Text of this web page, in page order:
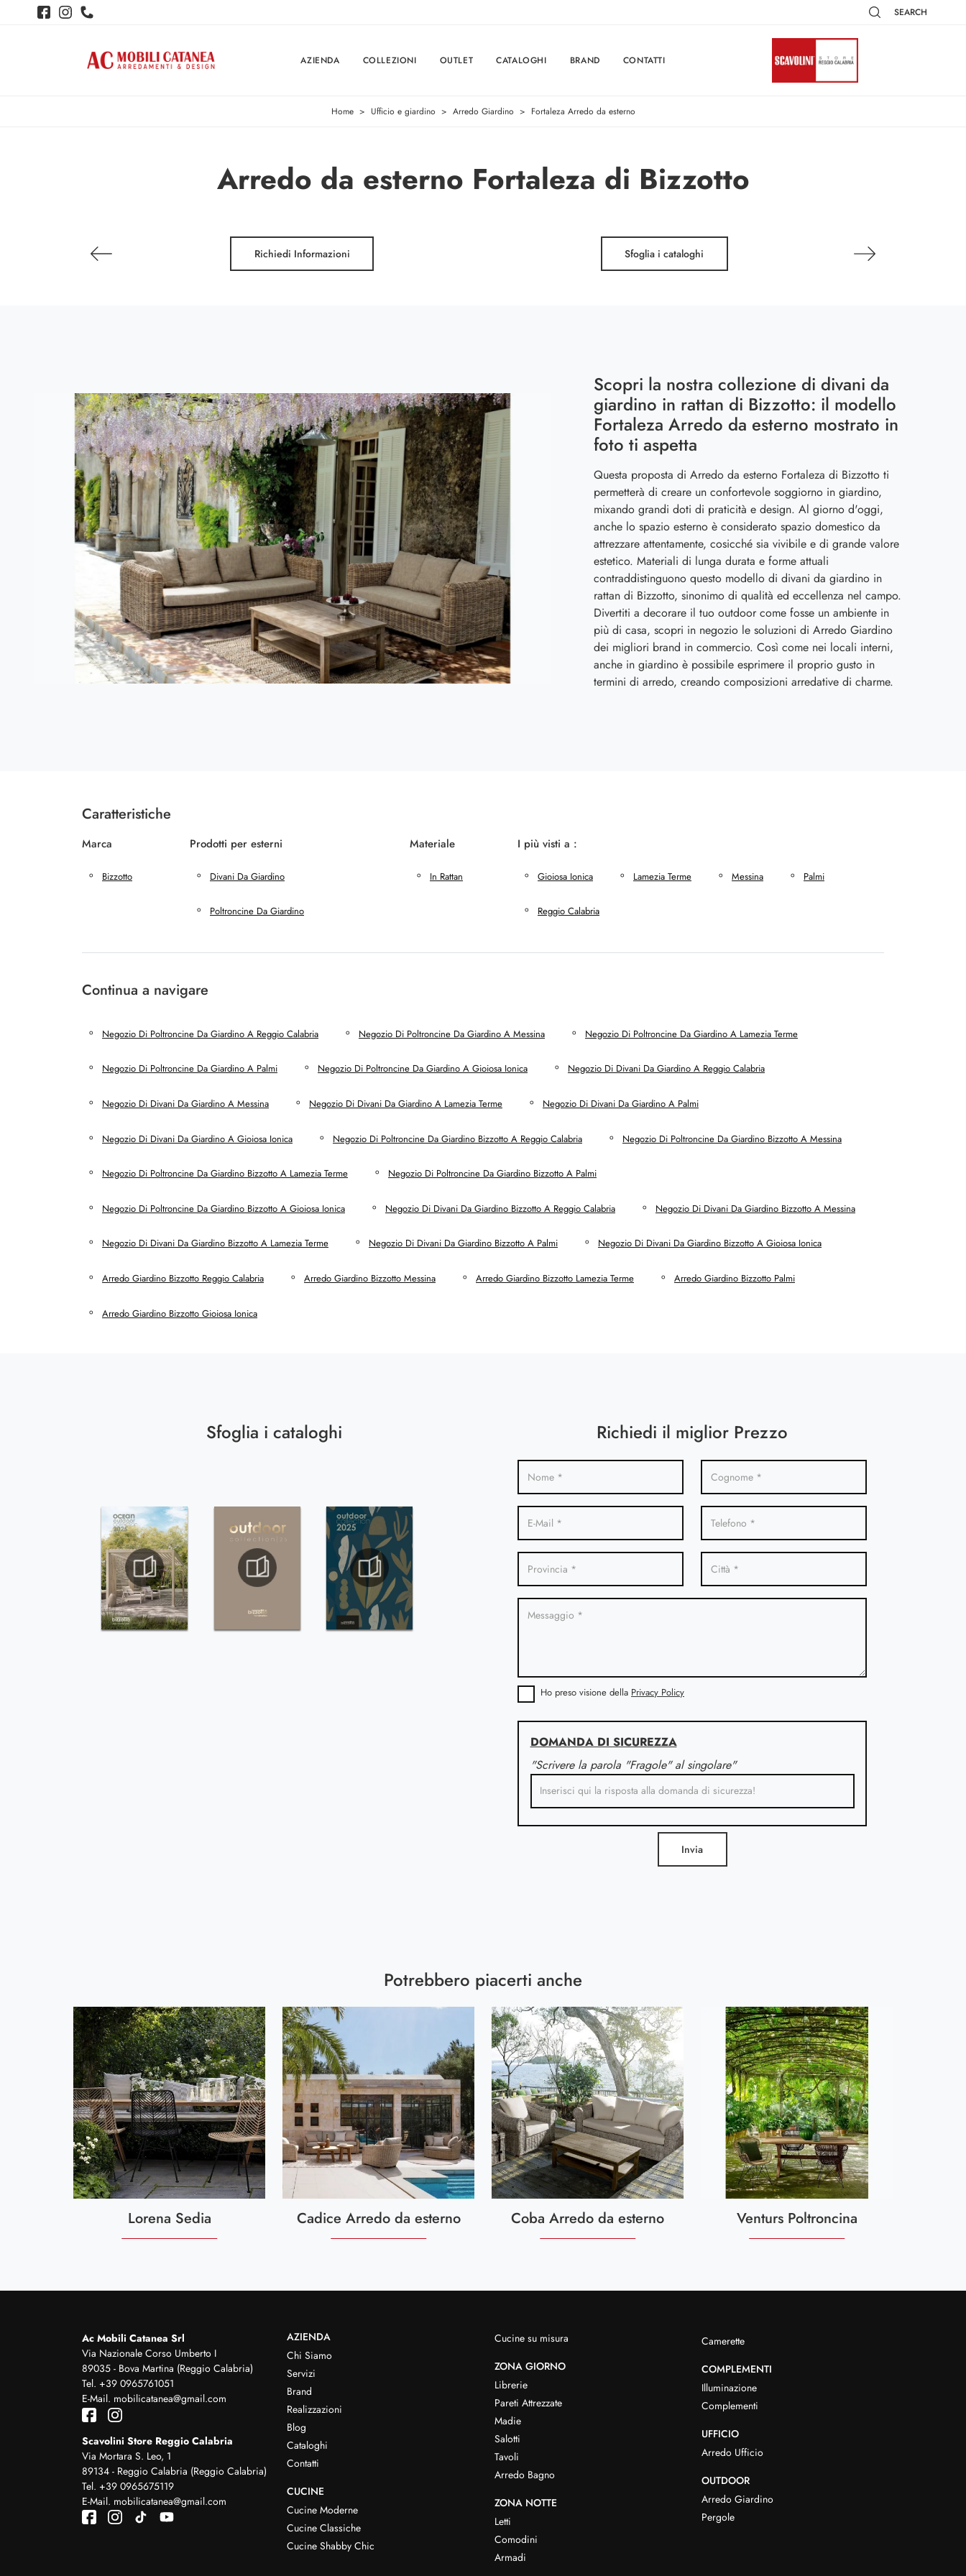
SEARCH
AZIENDA COLLEZIONI OUTLET CATALOGHI BRAND CONTATTI
Home > Ufficio e giardino > Arredo Giardino > Fortaleza Arredo da esterno
Arredo da esterno Fortaleza di Bizzotto
Richiedi Informazioni Sfoglia i cataloghi
Scopri la nostra collezione di divani da
giardino in rattan di Bizzotto: il modello
Fortaleza Arredo da esterno mostrato in
foto ti aspetta
Questa proposta di Arredo da esterno Fortaleza di Bizzotto ti
permetterà di creare un confortevole soggiorno in giardino,
mixando grandi doti di praticità e design. Al giorno d'oggi,
anche lo spazio esterno è considerato spazio domestico da
attrezzare attentamente, cosicché sia vivibile e di grande valore
estetico. Materiali di lunga durata e forme attuali
contraddistinguono questo modello di divani da giardino in
rattan di Bizzotto, sinonimo di qualità ed eccellenza nel campo.
Divertiti a decorare il tuo outdoor come fosse un ambiente in
più di casa, scopri in negozio le soluzioni di Arredo Giardino
dei migliori brand in commercio. Così come nei locali interni,
anche in giardino è possibile esprimere il proprio gusto in
termini di arredo, creando composizioni arredative di charme.
Caratteristiche
Marca
Bizzotto
Prodotti per esterni
Divani Da Giardino
Poltroncine Da Giardino
Materiale
In Rattan
I più visti a :
Gioiosa Ionica Lamezia Terme Messina Palmi
Reggio Calabria
Continua a navigare
Negozio Di Poltroncine Da Giardino A Reggio Calabria Negozio Di Poltroncine Da Giardino A Messina Negozio Di Poltroncine Da Giardino A Lamezia Terme
Negozio Di Poltroncine Da Giardino A Palmi Negozio Di Poltroncine Da Giardino A Gioiosa Ionica Negozio Di Divani Da Giardino A Reggio Calabria
Negozio Di Divani Da Giardino A Messina Negozio Di Divani Da Giardino A Lamezia Terme Negozio Di Divani Da Giardino A Palmi
Negozio Di Divani Da Giardino A Gioiosa Ionica Negozio Di Poltroncine Da Giardino Bizzotto A Reggio Calabria Negozio Di Poltroncine Da Giardino Bizzotto A Messina
Negozio Di Poltroncine Da Giardino Bizzotto A Lamezia Terme Negozio Di Poltroncine Da Giardino Bizzotto A Palmi
Negozio Di Poltroncine Da Giardino Bizzotto A Gioiosa Ionica Negozio Di Divani Da Giardino Bizzotto A Reggio Calabria Negozio Di Divani Da Giardino Bizzotto A Messina
Negozio Di Divani Da Giardino Bizzotto A Lamezia Terme Negozio Di Divani Da Giardino Bizzotto A Palmi Negozio Di Divani Da Giardino Bizzotto A Gioiosa Ionica
Arredo Giardino Bizzotto Reggio Calabria Arredo Giardino Bizzotto Messina Arredo Giardino Bizzotto Lamezia Terme Arredo Giardino Bizzotto Palmi
Arredo Giardino Bizzotto Gioiosa Ionica
Sfoglia i cataloghi Richiedi il miglior Prezzo
Ho preso visione della Privacy Policy
DOMANDA DI SICUREZZA
"Scrivere la parola "Fragole" al singolare"
Invia
Potrebbero piacerti anche
Lorena Sedia Cadice Arredo da esterno Coba Arredo da esterno Venturs Poltroncina
Ac Mobili Catanea Srl
Via Nazionale Corso Umberto I
89035 - Bova Martina (Reggio Calabria)
Tel. +39 0965761051
E-Mail. mobilicatanea@gmail.com
Scavolini Store Reggio Calabria
Via Mortara S. Leo, 1
89134 - Reggio Calabria (Reggio Calabria)
Tel. +39 0965675119
E-Mail. mobilicatanea@gmail.com
AZIENDA
Chi Siamo
Servizi
Brand
Realizzazioni
Blog
Cataloghi
Contatti
CUCINE
Cucine Moderne
Cucine Classiche
Cucine Shabby Chic
Cucine su misura
ZONA GIORNO
Librerie
Pareti Attrezzate
Madie
Salotti
Tavoli
Arredo Bagno
ZONA NOTTE
Letti
Comodini
Armadi
Camerette
COMPLEMENTI
Illuminazione
Complementi
UFFICIO
Arredo Ufficio
OUTDOOR
Arredo Giardino
Pergole